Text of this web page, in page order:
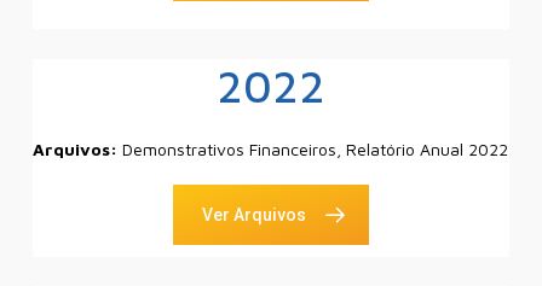
2022
Arquivos:Demonstrativos Financeiros, Relatório Anual 2022
Ver Arquivos